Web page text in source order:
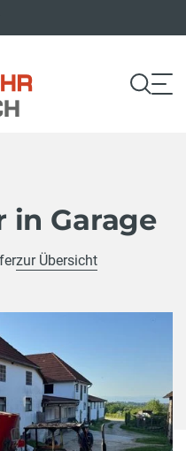
in Garage
zur Übersicht